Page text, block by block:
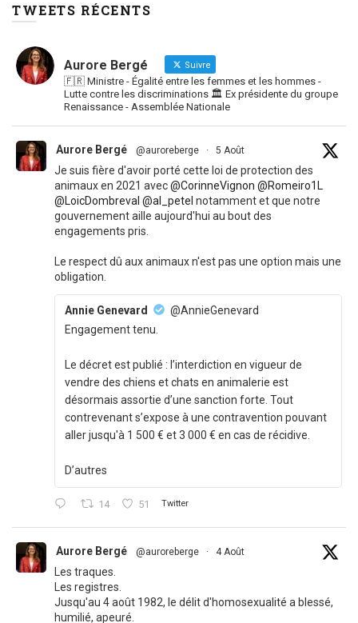
TWEETS RÉCENTS
Aurore Bergé Suivre
🇫🇷 Ministre - Égalité entre les femmes et les hommes -
Lutte contre les discriminations 🏛 Ex présidente du groupe
Renaissance - Assemblée Nationale
Aurore Bergé @auroreberge · 5 Août
Je suis fière d'avoir porté cette loi de protection des
animaux en 2021 avec@CorinneVignon @Romeiro1L
@LoicDombreval @al_petel notamment et que notre
gouvernement aille aujourd'hui au bout des
engagements pris.
Le respect dû aux animaux n'est pas une option mais une
obligation.
Annie Genevard
@AnnieGenevard
Engagement tenu.
Le décret est publié : l’interdiction en vigueur de
vendre des chiens et chats en animalerie est
désormais assortie d’une sanction forte. Tout
contrevenant s’expose à une contravention pouvant
aller jusqu'à 1 500 € et 3 000 € en cas de récidive.
D’autres
14 51 Twitter
Aurore Bergé @auroreberge · 4 Août
Les traques.
Les registres.
Jusqu'au 4 août 1982, le délit d'homosexualité a blessé,
humilié, apeuré.